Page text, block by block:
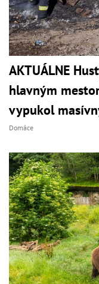
AKTUÁLNE
hlavným
vypukol
Domáce